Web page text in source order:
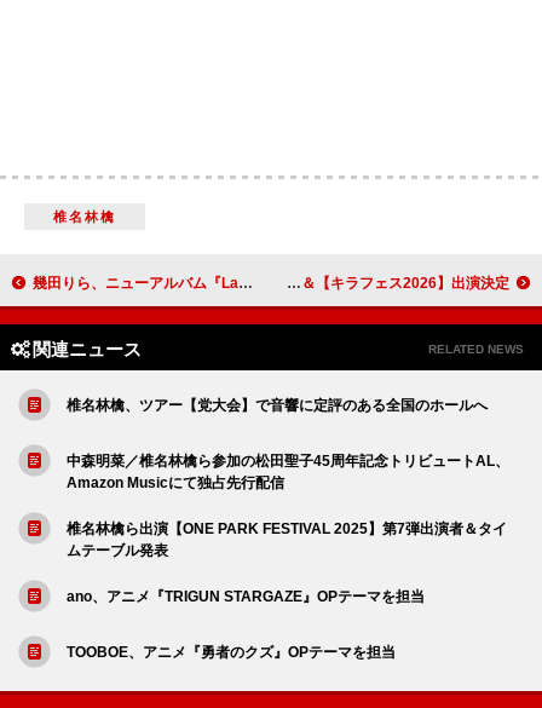
椎名林檎
幾田りら、ニューアルバム『Laugh』トレーラー／特設サイト／パッケージ画像を公開 IXIS、プレデビュー曲「STARTLINE！」配信リリース＆【キラフェス2026】出演決定
関連ニュース RELATED NEWS
椎名林檎、ツアー【党大会】で音響に定評のある全国のホールへ
中森明菜／椎名林檎ら参加の松田聖子45周年記念トリビュートAL、
Amazon Musicにて独占先行配信
椎名林檎ら出演【ONE PARK FESTIVAL 2025】第7弾出演者＆タイ
ムテーブル発表
ano、アニメ『TRIGUN STARGAZE』OPテーマを担当
TOOBOE、アニメ『勇者のクズ』OPテーマを担当